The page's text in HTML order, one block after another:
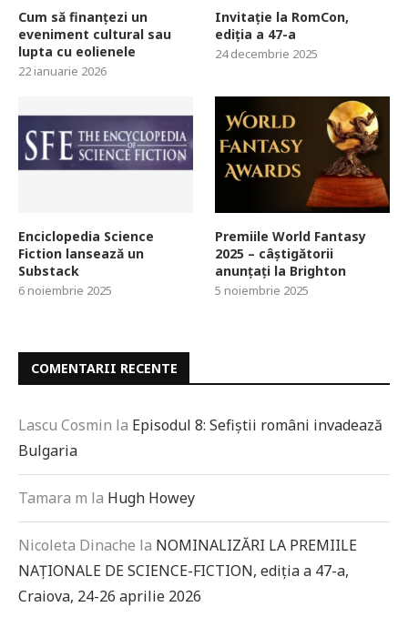
Cum să finanțezi un
eveniment cultural sau
lupta cu eolienele
22 ianuarie 2026
Invitație la RomCon,
ediția a 47-a
24 decembrie 2025
Enciclopedia Science
Fiction lansează un
Substack
6 noiembrie 2025
Premiile World Fantasy
2025 – câștigătorii
anunțați la Brighton
5 noiembrie 2025
COMENTARII RECENTE
Lascu Cosmin la Episodul 8: Sefiștii români invadează
Bulgaria
Tamara m la Hugh Howey
Nicoleta Dinache la NOMINALIZĂRI LA PREMIILE
NAȚIONALE DE SCIENCE-FICTION, ediția a 47-a,
Craiova, 24-26 aprilie 2026